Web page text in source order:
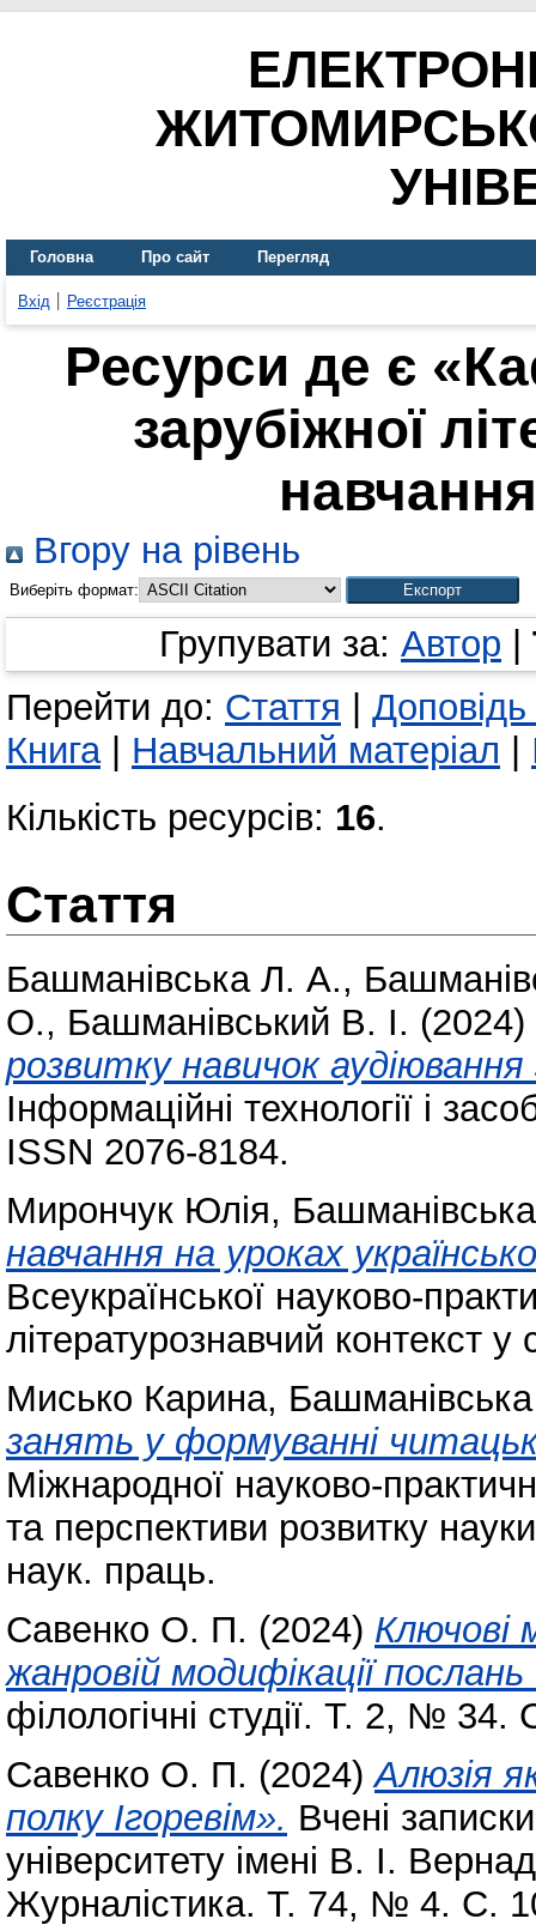
Головна Про сайт Перегляд
Вхід Реєстрація
Ресурси де є
зарубіжної
Вгору на рівень
Виберіть формат:
Групувати за: Автор
Перейти до: Стаття
Книга| Навчальний матеріал
Кількість ресурсів: 16.
Стаття
Башманівська Л. А.,
О., Башманівський В. І. (2024)
розвитку навичок аудіювання
Інформаційні технології і
ISSN 2076-8184.
Мирончук Юлія,
навчання на уроках
Всеукраїнської науково-
літературознавчий контекст
Мисько Карина,
занять у формуванні
Міжнародної науково-
та перспективи розвитку
наук. праць.
Савенко О. П. (2024) Ключові
жанровій модифікації
філологічні студії. Т. 2, №
Савенко О. П. (2024)Алюзія
полку Ігоревім». Вчені
університету імені В. І.
Журналістика. Т. 74, № 4. С.